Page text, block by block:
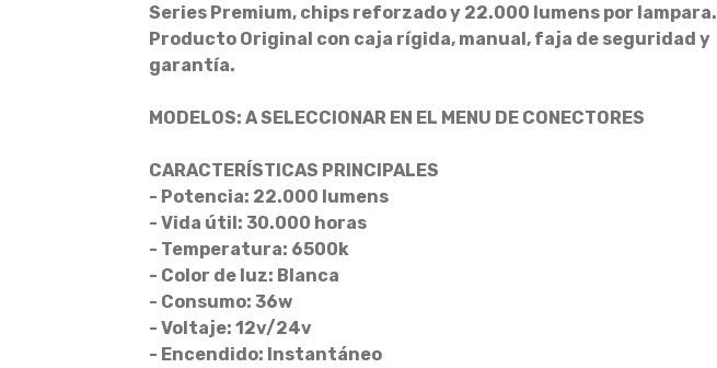
Series Premium, chips reforzado y 22.000 lumens por lampara.
Producto Original con caja rígida, manual, faja de seguridad y
garantía.
MODELOS: A SELECCIONAR EN EL MENU DE CONECTORES
CARACTERÍSTICAS PRINCIPALES
- Potencia: 22.000 lumens
- Vida útil: 30.000 horas
- Temperatura: 6500k
- Color de luz: Blanca
- Consumo: 36w
- Voltaje: 12v/24v
- Encendido: Instantáneo